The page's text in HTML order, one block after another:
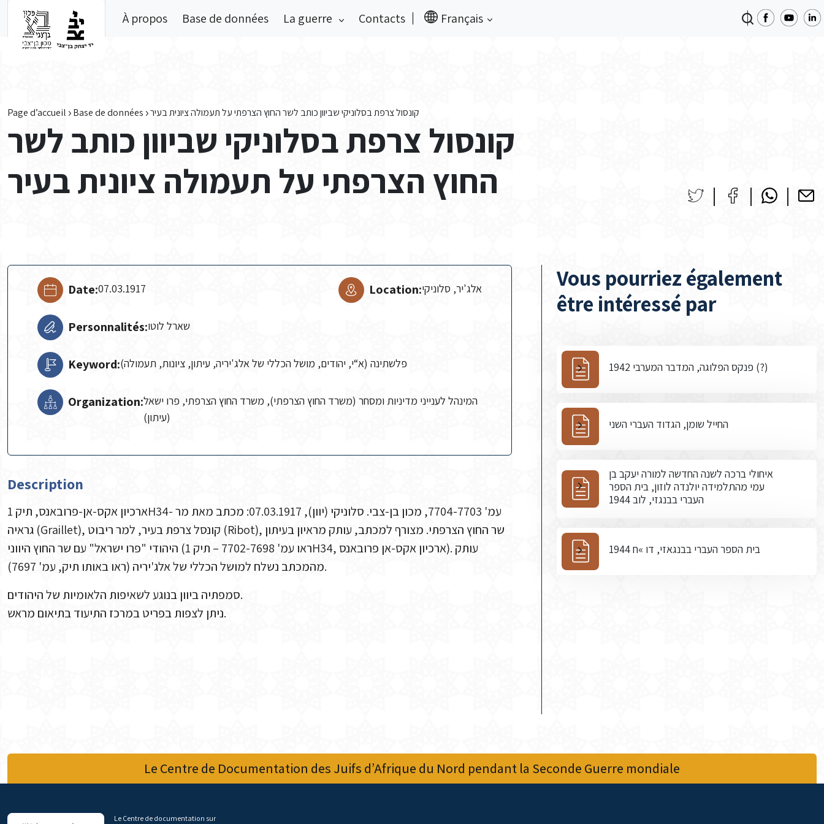
À propos Base de données La guerre Contacts Français
Page d’accueil Base de données קונסול צרפת בסלוניקי שביוון כותב לשר החוץ הצרפתי על תעמולה ציונית בעיר
קונסול צרפת בסלוניקי שביוון כותב לשר
החוץ הצרפתי על תעמולה ציונית בעיר
Date:07.03.1917 Location:אלג'יר, סלוניקי
Personnalités:שארל לוטו
Keyword: (פלשתינה (א“י, יהודים, מושל הכללי של אלג'יריה, עיתון, ציונות, תעמולה
Organization:המינהל לענייני מדיניות ומסחר (משרד החוץ הצרפתי), משרד החוץ הצרפתי, פרו ישאל
(עיתון)
Description
ארכיון אקס-אן-פרובאנס, תיק 1H34- עמ' 7704-7703, מכון בן-צבי. סלוניקי (יוון), 07.03.1917: מכתב מאת מר
גראיה (Graillet), קונסל צרפת בעיר, למר ריבוט (Ribot), שר החוץ הצרפתי. מצורף למכתב, עותק מראיון בעיתון
היהודי "פרו ישראל" עם שר החוץ היווני (ראו עמ' 7702-7698 – תיק 1H34, ארכיון אקס-אן פרובאנס). עותק
מהמכתב נשלח למושל הכללי של אלג'יריה (ראו באותו תיק, עמ' 7697).
סמפתיה ביוון בנוגע לשאיפות הלאומיות של היהודים.
ניתן לצפות בפריט במרכז התיעוד בתיאום מראש.
Vous pourriez également
être intéressé par
פנקס הפלוגה, המדבר המערבי 1942 (?)
החייל שומן, הגדוד העברי השני
איחולי ברכה לשנה החדשה למורה יעקב בן
עמי מהתלמידה יולנדה לוזון, בית הספר
העברי בבנגזי, לוב 1944
בית הספר העברי בבנגאזי, דו »ח 1944
Le Centre de Documentation des Juifs d’Afrique du Nord pendant la Seconde Guerre mondiale
Le Centre de documentation sur